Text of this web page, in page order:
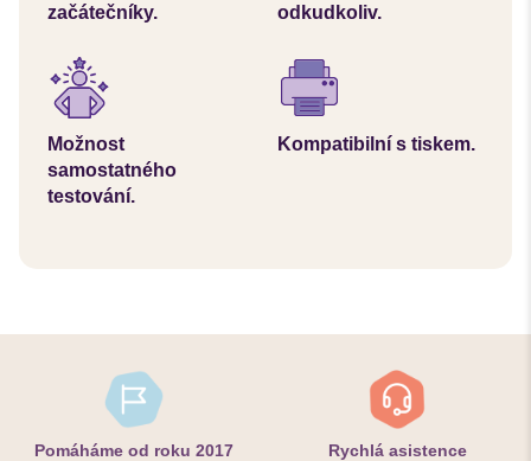
začátečníky.
odkudkoliv.
Možnost
samostatného
testování.
Kompatibilní s tiskem.
Pomáháme od roku 2017 Rychlá asistence